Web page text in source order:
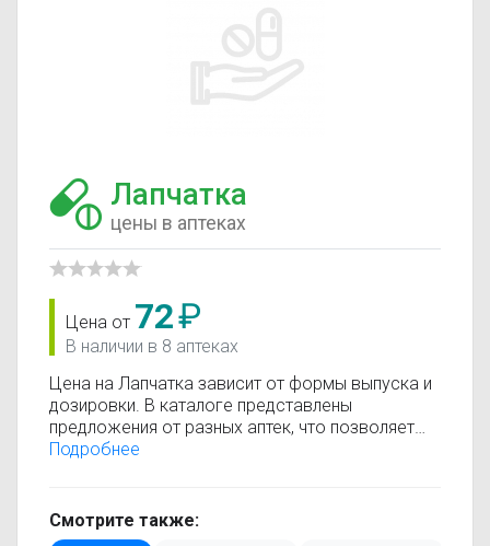
Лапчатка
цены в аптеках
Цена от 72₽
В наличии в 8 аптеках
Цена на Лапчатка зависит от формы выпуска и
дозировки. В каталоге представлены
предложения от разных аптек, что позволяет
быстро найти, где купить Лапчатка по
только актуальные данные.
Перед покупкой рекомендуется ознакомиться с
Подробнее
Смотрите также: